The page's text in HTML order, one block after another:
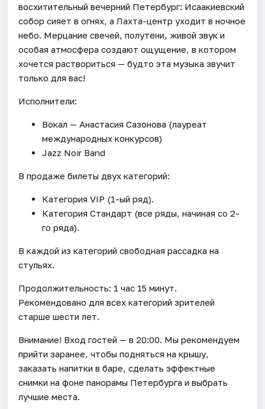
восхитительный вечерний Петербург: Исаакиевский
собор сияет в огнях, а Лахта-центр уходит в ночное
небо. Мерцание свечей, полутени, живой звук и
особая атмосфера создают ощущение, в котором
хочется раствориться — будто эта музыка звучит
только для вас!
Исполнители:
Вокал — Анастасия Сазонова (лауреат
международных конкурсов)
Jazz Noir Band
В продаже билеты двух категорий:
Категория VIP (1-ый ряд).
Категория Стандарт (все ряды, начиная со 2-
го ряда).
В каждой из категорий свободная рассадка на
стульях.
Продолжительность: 1 час 15 минут.
Рекомендовано для всех категорий зрителей
старше шести лет.
Внимание! Вход гостей — в 20:00. Мы рекомендуем
прийти заранее, чтобы подняться на крышу,
заказать напитки в баре, сделать эффектные
снимки на фоне панорамы Петербурга и выбрать
лучшие места.